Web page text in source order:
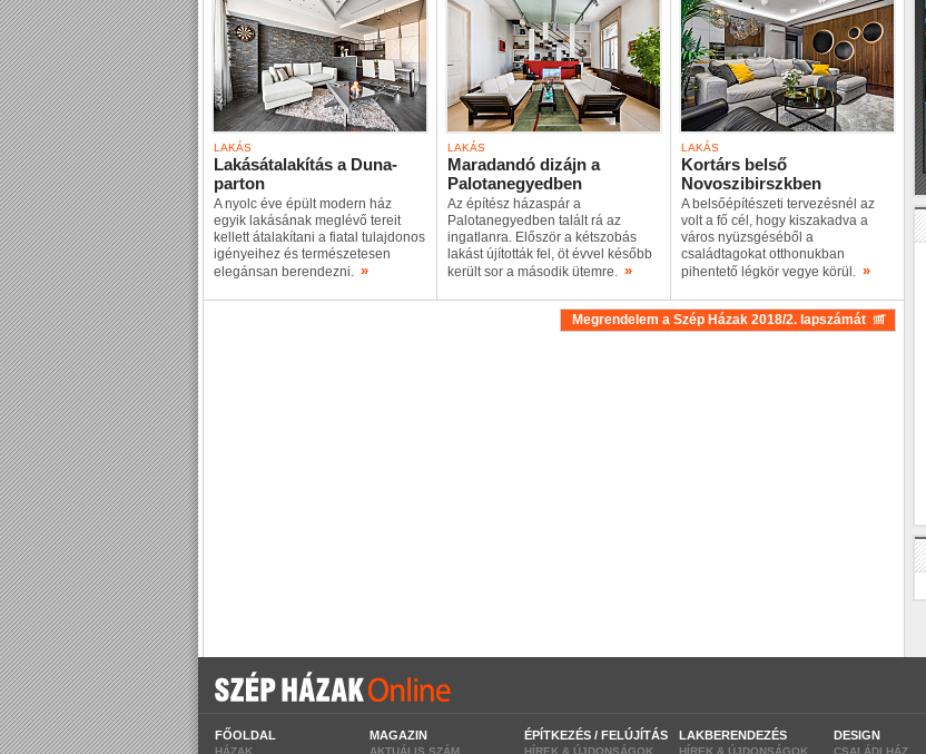
LAKÁS
Lakásátalakítás a Duna-
parton
A nyolc éve épült modern ház
egyik lakásának meglévő tereit
kellett átalakítani a fiatal tulajdonos
igényeihez és természetesen
elegánsan berendezni. »
LAKÁS
Maradandó dizájn a
Palotanegyedben
Az építész házaspár a
Palotanegyedben talált rá az
ingatlanra. Először a kétszobás
lakást újították fel, öt évvel később
került sor a második ütemre. »
LAKÁS
Kortárs belső
Novoszibirszkben
A belsőépítészeti tervezésnél az
volt a fő cél, hogy kiszakadva a
város nyüzsgéséből a
családtagokat otthonukban
pihentető légkör vegye körül. »
Megrendelem a Szép Házak 2018/2. lapszámát
FŐOLDAL
HÁZAK
MAGAZIN
AKTUÁLIS SZÁM
ÉPÍTKEZÉS / FELÚJÍTÁS
HÍREK & ÚJDONSÁGOK
LAKBERENDEZÉS
HÍREK & ÚJDONSÁGOK
DESIGN
CSALÁDI HÁZ